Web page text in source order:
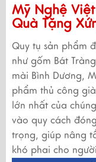
Mỹ Nghệ
Quà Tặng
Quy tụ sản phẩm
như gốm Bát
mài Bình Dương,
phẩm thủ công
lớn nhất của
vào quy cách
trọng, giúp nâng
khó phai cho